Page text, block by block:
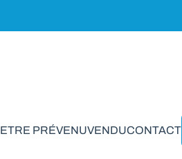
ETRE PRÉVENUVENDUCONTACT